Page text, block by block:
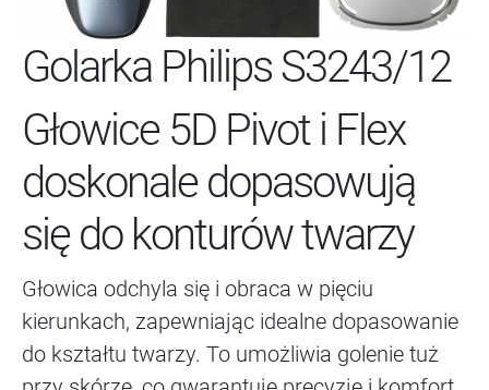
Golarka Philips S3243/12
Głowice 5D Pivot i Flex
doskonale dopasowują
się do konturów twarzy
Głowica odchyla się i obraca w pięciu
kierunkach, zapewniając idealne dopasowanie
do kształtu twarzy. To umożliwia golenie tuż